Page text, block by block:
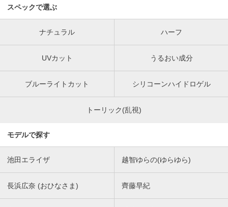
スペックで選ぶ
ナチュラル ハーフ
UVカット うるおい成分
ブルーライトカット シリコーンハイドロゲル
トーリック(乱視)
モデルで探す
池田エライザ 越智ゆらの(ゆらゆら)
長浜広奈 (おひなさま) 齊藤早紀